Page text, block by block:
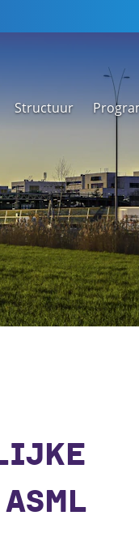
Structuur